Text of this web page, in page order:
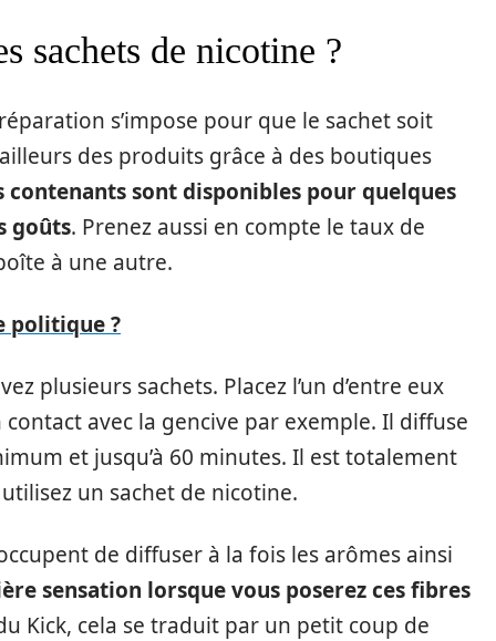
sachets de nicotine ?
s’impose pour que le sachet soit
des produits grâce à des boutiques
contenants sont disponibles pour quelques
goûts. Prenez aussi en compte le taux de
à une autre.
politique ?
plusieurs sachets. Placez l’un d’entre eux
avec la gencive par exemple. Il diffuse
et jusqu’à 60 minutes. Il est totalement
un sachet de nicotine.
de diffuser à la fois les arômes ainsi
sensation lorsque vous poserez ces fibres
Kick, cela se traduit par un petit coup de